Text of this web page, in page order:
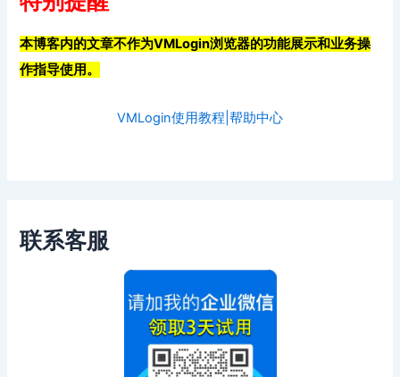
本博客内的文章不作为VMLogin浏览器的功能展示和业务操
作指导使用。
VMLogin使用教程|帮助中心
联系客服